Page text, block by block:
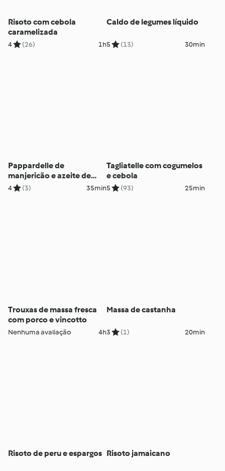
Risoto com cebola
caramelizada
4 (26) 1h
Caldo de legumes líquido
5 (13) 30min
Pappardelle de
manjericão e azeite de
alho
4 (3) 35min
Tagliatelle com cogumelos
e cebola
5 (93) 25min
Trouxas de massa fresca
com porco e vincotto
Nenhuma avaliação 4h
Massa de castanha
3 (1) 20min
Risoto de peru e espargos Risoto jamaicano